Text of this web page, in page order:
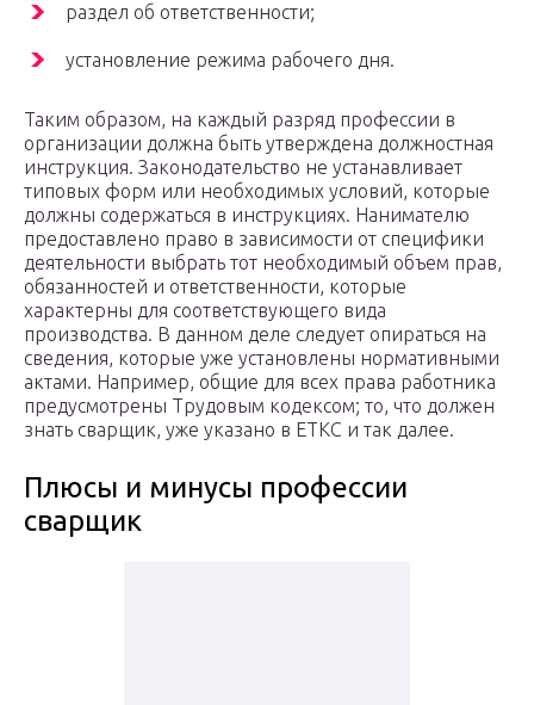
раздел об ответственности;
установление режима рабочего дня.
Таким образом, на каждый разряд профессии в
организации должна быть утверждена должностная
инструкция. Законодательство не устанавливает
типовых форм или необходимых условий, которые
должны содержаться в инструкциях. Нанимателю
предоставлено право в зависимости от специфики
деятельности выбрать тот необходимый объем прав,
обязанностей и ответственности, которые
характерны для соответствующего вида
производства. В данном деле следует опираться на
сведения, которые уже установлены нормативными
актами. Например, общие для всех права работника
предусмотрены Трудовым кодексом; то, что должен
знать сварщик, уже указано в ЕТКС и так далее.
Плюсы и минусы профессии
сварщик